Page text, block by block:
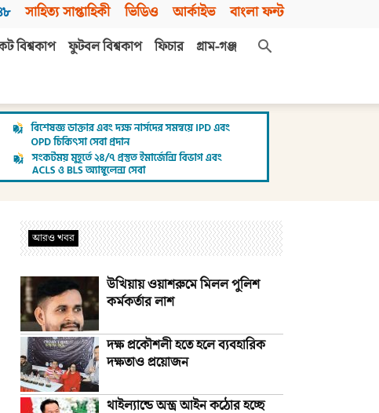
সাহিত্য সাপ্তাহিকী ভিডিও আর্কাইভ বাংলা ফন্ট
বিশ্বকাপ ফুটবল বিশ্বকাপ ফিচার
গ্রাম-গঞ্জ
আরও খবর
উখিয়ায় ওয়াশরুমে মিলল পুলিশ
কর্মকর্তার লাশ
দক্ষ প্রকৌশলী হতে হলে ব্যবহারিক
দক্ষতাও প্রয়োজন
থাইল্যান্ডে অস্ত্র আইন কঠোর হচ্ছে